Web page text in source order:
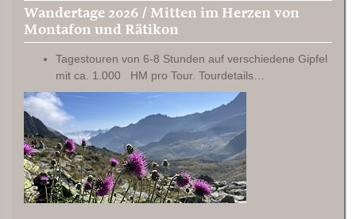
Wandertage 2026 / Mitten im Herzen von
Montafon und Rätikon
Tagestouren von 6-8 Stunden auf verschiedene Gipfel
mit ca. 1.000 HM pro Tour. Tourdetails…